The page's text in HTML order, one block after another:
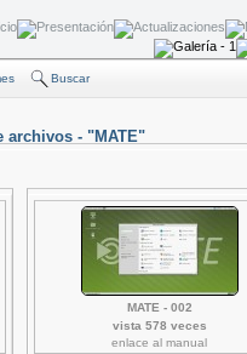
Buscar
archivos - "MATE"
MATE - 002
vista 578 veces
enlace al manual